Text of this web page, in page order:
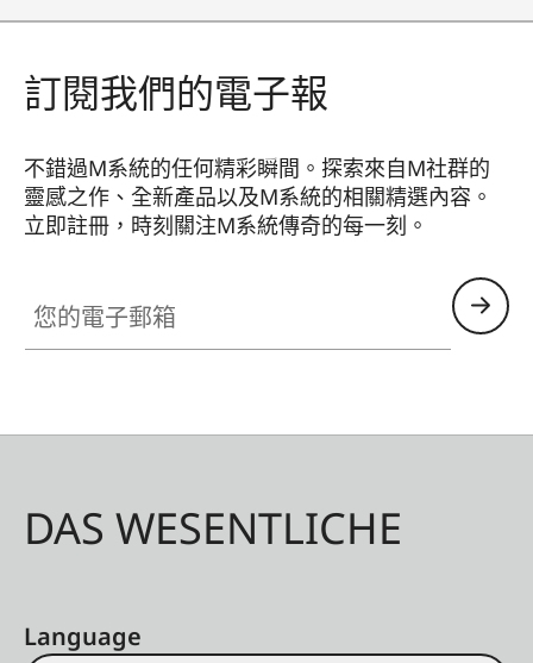
訂閱我們的電子報
不錯過M系統的任何精彩瞬間。探索來自M社群的
靈感之作、全新產品以及M系統的相關精選內容。
立即註冊，時刻關注M系統傳奇的每一刻。
DAS WESENTLICHE
Language